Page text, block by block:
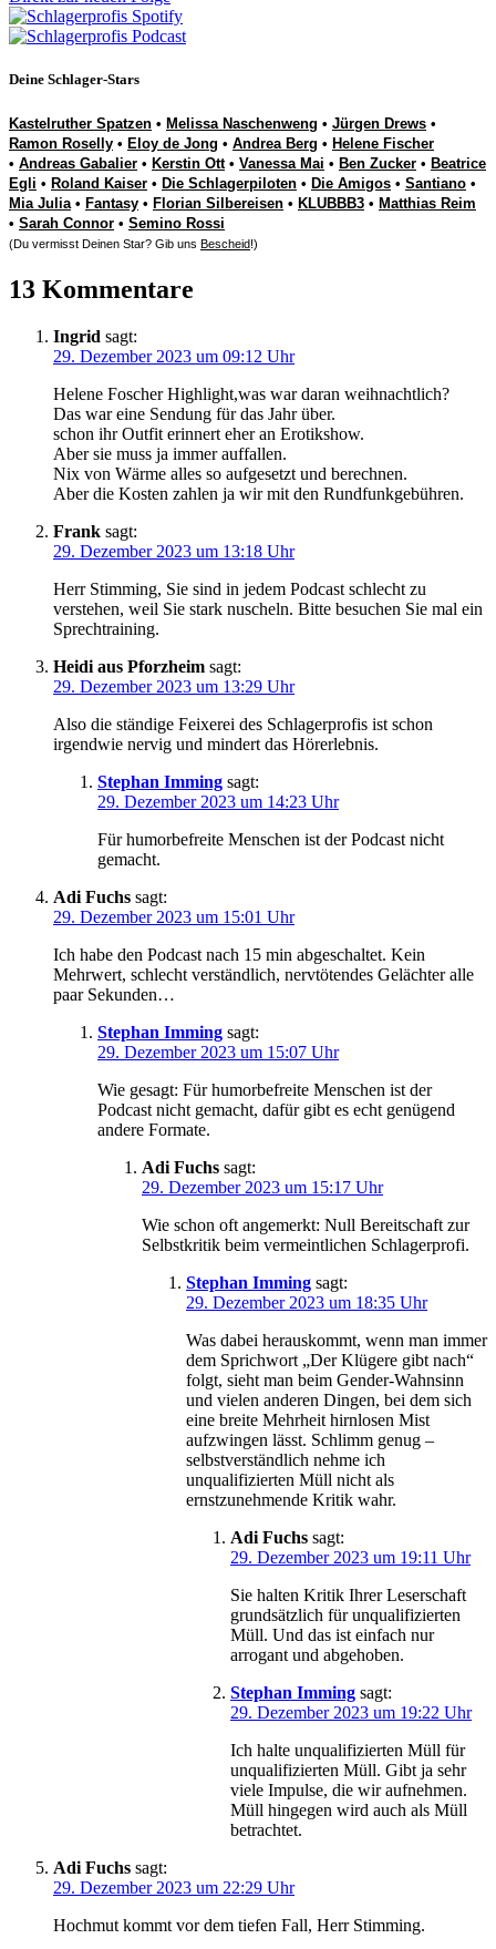
Deine Schlager-Stars
Kastelruther Spatzen • Melissa Naschenweng • Jürgen Drews •
Ramon Roselly • Eloy de Jong • Andrea Berg • Helene Fischer
• Andreas Gabalier • Kerstin Ott• Vanessa Mai • Ben Zucker • Beatrice
Egli • Roland Kaiser • Die Schlagerpiloten • Die Amigos • Santiano •
Mia Julia• Fantasy • Florian Silbereisen • KLUBBB3 • Matthias Reim
• Sarah Connor • Semino Rossi
(Du vermisst Deinen Star? Gib uns Bescheid!)
13 Kommentare
Ingrid sagt:
29. Dezember 2023 um 09:12 Uhr
Helene Foscher Highlight,was war daran weihnachtlich?
Das war eine Sendung für das Jahr über.
schon ihr Outfit erinnert eher an Erotikshow.
Aber sie muss ja immer auffallen.
Nix von Wärme alles so aufgesetzt und berechnen.
Aber die Kosten zahlen ja wir mit den Rundfunkgebühren.
Frank sagt:
29. Dezember 2023 um 13:18 Uhr
Herr Stimming, Sie sind in jedem Podcast schlecht zu
verstehen, weil Sie stark nuscheln. Bitte besuchen Sie mal ein
Sprechtraining.
Heidi aus Pforzheim sagt:
29. Dezember 2023 um 13:29 Uhr
Also die ständige Feixerei des Schlagerprofis ist schon
irgendwie nervig und mindert das Hörerlebnis.
Stephan Imming sagt:
29. Dezember 2023 um 14:23 Uhr
Für humorbefreite Menschen ist der Podcast nicht
gemacht.
Adi Fuchs sagt:
29. Dezember 2023 um 15:01 Uhr
Ich habe den Podcast nach 15 min abgeschaltet. Kein
Mehrwert, schlecht verständlich, nervtötendes Gelächter alle
paar Sekunden…
Stephan Imming sagt:
29. Dezember 2023 um 15:07 Uhr
Wie gesagt: Für humorbefreite Menschen ist der
Podcast nicht gemacht, dafür gibt es echt genügend
andere Formate.
Adi Fuchs sagt:
29. Dezember 2023 um 15:17 Uhr
Wie schon oft angemerkt: Null Bereitschaft zur
Selbstkritik beim vermeintlichen Schlagerprofi.
Stephan Imming sagt:
29. Dezember 2023 um 18:35 Uhr
Was dabei herauskommt, wenn man immer
dem Sprichwort „Der Klügere gibt nach“
folgt, sieht man beim Gender-Wahnsinn
und vielen anderen Dingen, bei dem sich
eine breite Mehrheit hirnlosen Mist
aufzwingen lässt. Schlimm genug –
selbstverständlich nehme ich
unqualifizierten Müll nicht als
ernstzunehmende Kritik wahr.
Adi Fuchs sagt:
29. Dezember 2023 um 19:11 Uhr
Sie halten Kritik Ihrer Leserschaft
grundsätzlich für unqualifizierten
Müll. Und das ist einfach nur
arrogant und abgehoben.
Stephan Imming sagt:
29. Dezember 2023 um 19:22 Uhr
Ich halte unqualifizierten Müll für
unqualifizierten Müll. Gibt ja sehr
viele Impulse, die wir aufnehmen.
Müll hingegen wird auch als Müll
betrachtet.
Adi Fuchs sagt:
29. Dezember 2023 um 22:29 Uhr
Hochmut kommt vor dem tiefen Fall, Herr Stimming.